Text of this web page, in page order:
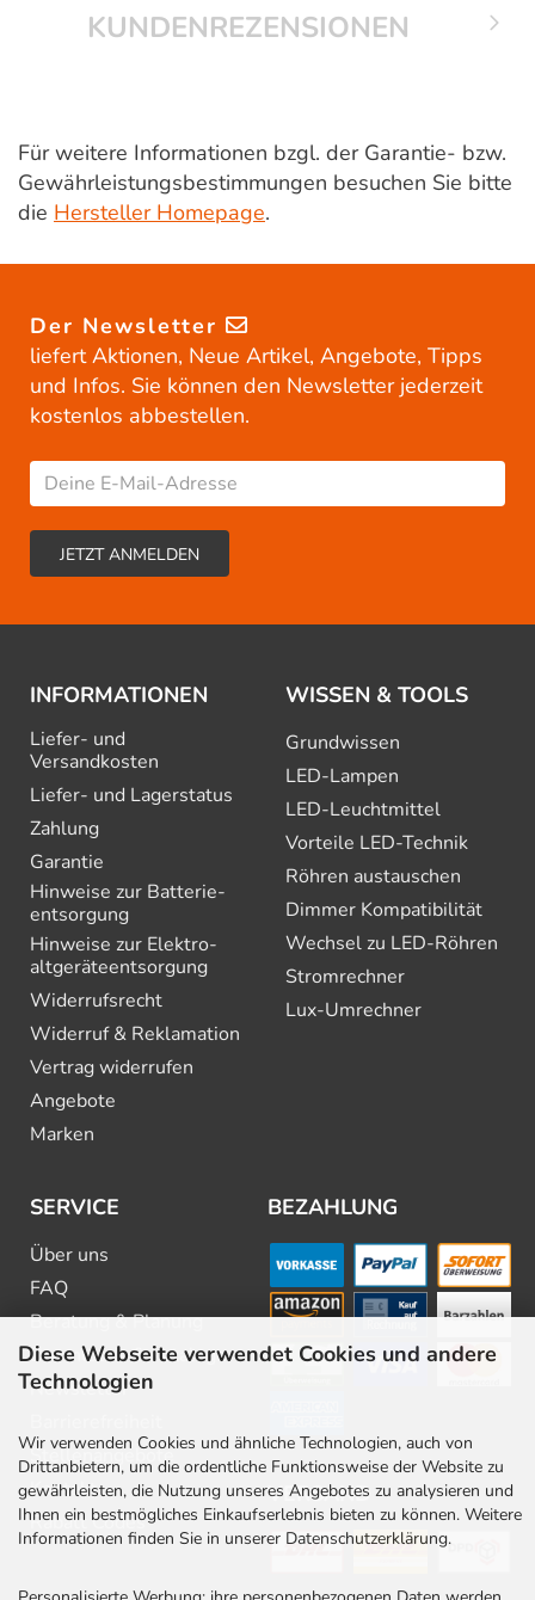
Diese Webseite verwendet Cookies und andere
Technologien
Wir verwenden Cookies und ähnliche Technologien, auch von
Drittanbietern, um die ordentliche Funktionsweise der Website zu
gewährleisten, die Nutzung unseres Angebotes zu analysieren und
Ihnen ein bestmögliches Einkaufserlebnis bieten zu können. Weitere
Informationen finden Sie in unserer Datenschutzerklärung.
KUNDENREZENSIONEN
Für weitere Informationen bzgl. der Garantie- bzw.
Gewährleistungsbestimmungen besuchen Sie bitte
die Hersteller Homepage.
Der Newsletter
liefert Aktionen, Neue Artikel, Angebote, Tipps
und Infos. Sie können den Newsletter jederzeit
kostenlos abbestellen.
INFORMATIONEN
Liefer- und
Versandkosten
Liefer- und Lagerstatus
Zahlung
Garantie
Hinweise zur Batterie­
entsorgung
Hinweise zur Elektro­
altgeräte­entsorgung
Widerrufsrecht
Widerruf & Reklamation
Vertrag widerrufen
Angebote
Marken
WISSEN & TOOLS
Grundwissen
LED-Lampen
LED-Leuchtmittel
Vorteile LED-Technik
Röhren austauschen
Dimmer Kompatibilität
Wechsel zu LED-Röhren
Stromrechner
Lux-Umrechner
SERVICE
Über uns
FAQ
Beratung & Planung
Downloads & Kataloge
Newsletter
Stellenangebote
Kontakt
Rabatt Codes
BEZAHLUNG
VERSAND